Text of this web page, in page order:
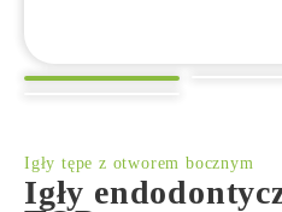
Igły tępe z otworem bocznym
Igły